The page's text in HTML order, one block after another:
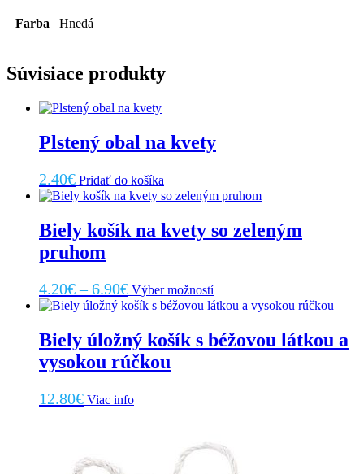
Farba Hnedá
Súvisiace produkty
Plstený obal na kvety
2.40€ Pridať do košíka
Biely košík na kvety so zeleným
pruhom
4.20€ – 6.90€Price
range:
through
6.90€
Výber možnostíTento
produkt
má
viacero
variantov.
produktu.
Biely úložný košík s béžovou látkou a
vysokou rúčkou
12.80€ Viac info